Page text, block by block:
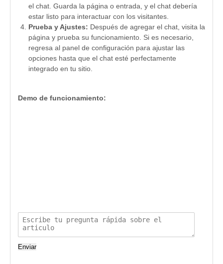
el chat. Guarda la página o entrada, y el chat debería
estar listo para interactuar con los visitantes.
Prueba y Ajustes: Después de agregar el chat, visita la
página y prueba su funcionamiento. Si es necesario,
regresa al panel de configuración para ajustar las
opciones hasta que el chat esté perfectamente
integrado en tu sitio.
Demo de funcionamiento:
Enviar